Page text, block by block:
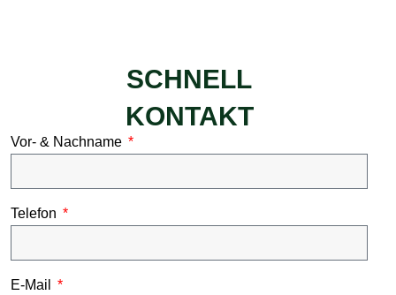
SCHNELL
KONTAKT
Vor- & Nachname
Telefon
E-Mail